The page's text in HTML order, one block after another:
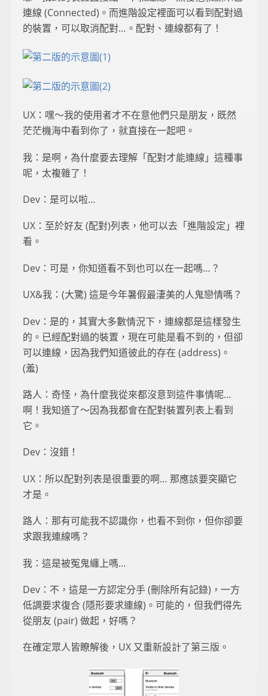
連線 (Connected)。而進階設定裡面可以看到配對過
的裝置，可以取消配對…。配對、連線都有了！
UX：嘿～我的使用者才不在意他們只是朋友，既然
茫茫機海中看到你了，就直接在一起吧。
我：是啊，為什麼要去理解「配對才能連線」這種事
呢，太複雜了！
Dev：是可以啦…
UX：至於好友 (配對)列表，他可以去「進階設定」裡
看。
Dev：可是，你知道看不到也可以在一起嗎…？
UX&我：(大驚) 這是今年暑假最淒美的人鬼戀情嗎？
Dev：是的，其實大多數情況下，連線都是這樣發生
的。已經配對過的裝置，現在可能是看不到的，但卻
可以連線，因為我們知道彼此的存在 (address)。
(羞)
路人：奇怪，為什麼我從來都沒意到這件事情呢…
啊！我知道了～因為我都會在配對裝置列表上看到
它。
Dev：沒錯！
UX：所以配對列表是很重要的啊… 那應該要突顯它
才是。
路人：那有可能我不認識你，也看不到你，但你卻要
求跟我連線嗎？
我：這是被冤鬼纏上嗎…
Dev：不，這是一方認定分手 (刪除所有記錄)，一方
低調要求復合 (隱形要求連線)。可能的，但我們得先
從朋友 (pair) 做起，好嗎？
在確定眾人皆瞭解後，UX 又重新設計了第三版。